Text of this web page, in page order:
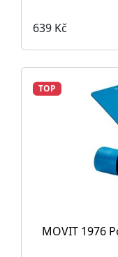
639 Kč
TOP
MOVIT 1976